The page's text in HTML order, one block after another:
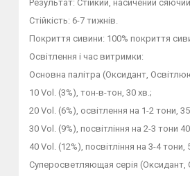
Результат: Стійкий, насичений сяючий
Стійкість: 6-7 тижнів.
Покриття сивини: 100% покриття
Освітлення і час витримки:
Основна палітра (Оксидант,
10 Vol. (3%), тон-в-тон, 30 хв.;
20 Vol. (6%), освітлення на 1-2 тони,
30 Vol. (9%), посвітління на 2-3 тони
40 Vol. (12%), посвітління на 3-4 тони,
Суперосветляющая серія